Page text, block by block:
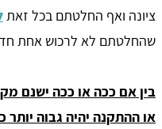
ציונה ואף החלטתם בכל זאת
שהחלטתם לא לרכוש אחת
בין אם ככה או ככה ישנם
או ההתקנה יהיה גבוה יותר